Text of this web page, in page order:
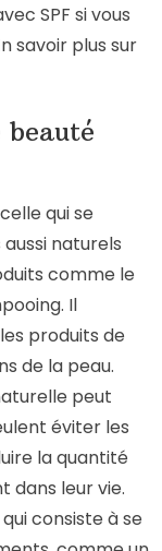
SPF si vous
savoir plus sur
beauté
qui se
naturels
comme le
Il
produits de
de la peau.
peut
éviter les
la quantité
dans leur vie.
consiste à se